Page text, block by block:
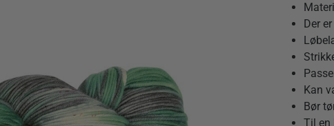
Der
Kan
Bør
Til en